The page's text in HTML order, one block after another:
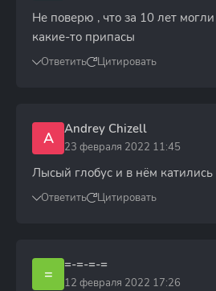
Не поверю , что за 10 лет могли
какие-то припасы
Ответить Цитировать
A Andrey Chizell
23 февраля 2022 11:45
Лысый глобус и в нём
Ответить Цитировать
= =-=-=-=
12 февраля 2022 17:26